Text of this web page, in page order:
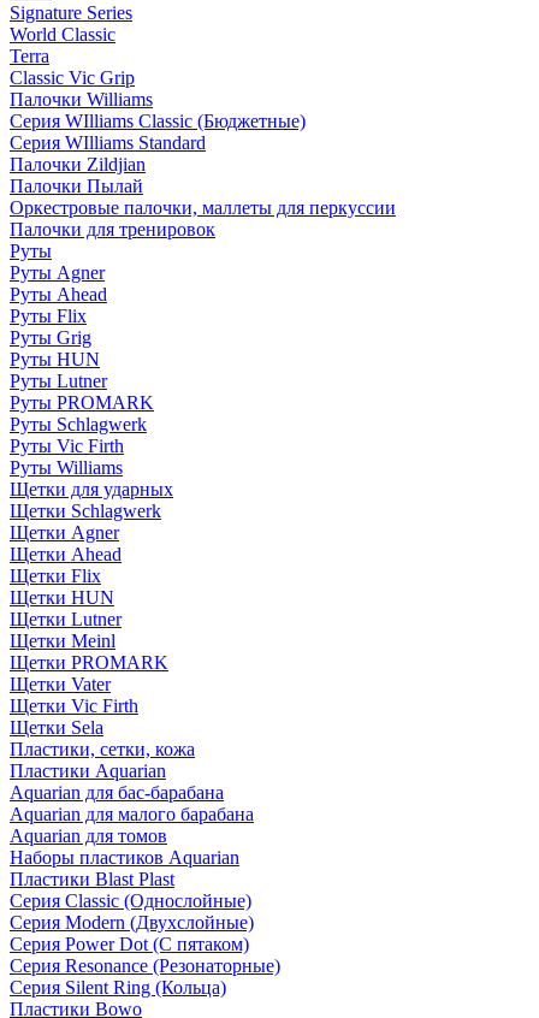
Signature Series
World Classic
Terra
Classic Vic Grip
Палочки Williams
Серия WIlliams Classic (Бюджетные)
Серия WIlliams Standard
Палочки Zildjian
Палочки Пылай
Оркестровые палочки, маллеты для перкуссии
Палочки для тренировок
Руты
Руты Agner
Руты Ahead
Руты Flix
Руты Grig
Руты HUN
Руты Lutner
Руты PROMARK
Руты Schlagwerk
Руты Vic Firth
Руты Williams
Щетки для ударных
Щетки Schlagwerk
Щетки Agner
Щетки Ahead
Щетки Flix
Щетки HUN
Щетки Lutner
Щетки Meinl
Щетки PROMARK
Щетки Vater
Щетки Vic Firth
Щетки Sela
Пластики, сетки, кожа
Пластики Aquarian
Aquarian для бас-барабана
Aquarian для малого барабана
Aquarian для томов
Наборы пластиков Aquarian
Пластики Blast Plast
Серия Classic (Однослойные)
Серия Modern (Двухслойные)
Серия Power Dot (С пятаком)
Серия Resonance (Резонаторные)
Серия Silent Ring (Кольца)
Пластики Bowo